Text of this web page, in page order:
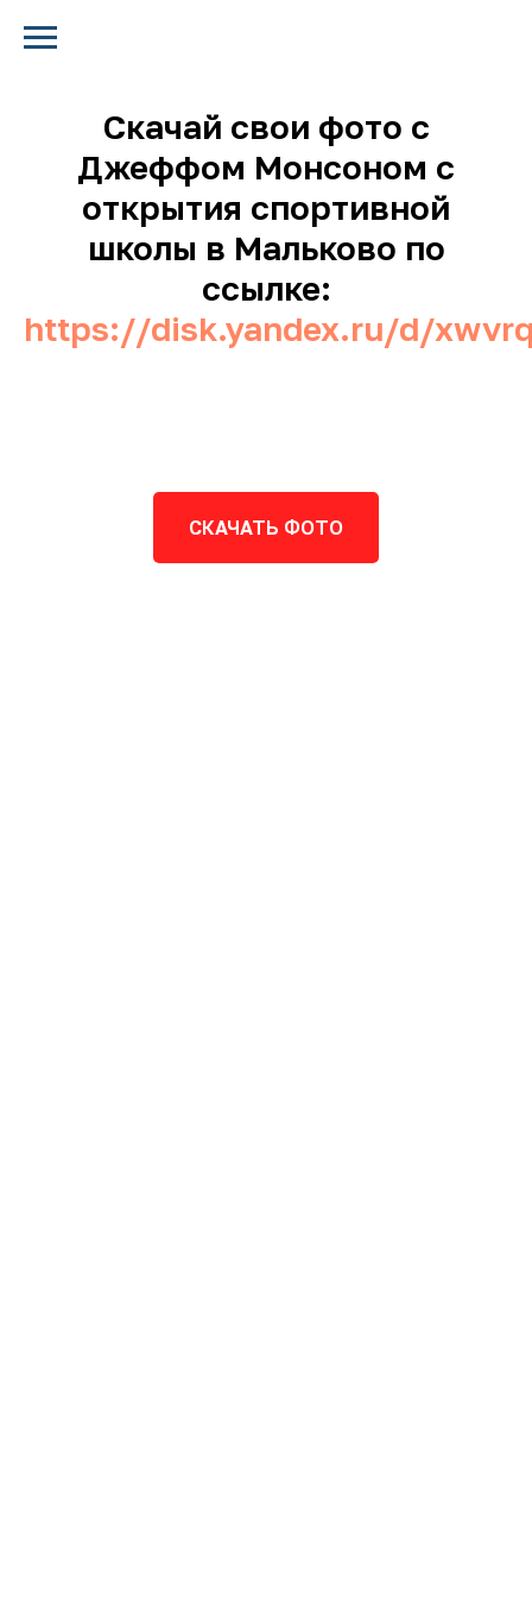
Скачай свои фото с
Джеффом Монсоном с
открытия спортивной
школы в Мальково по
ссылке:
https://disk.yandex.ru/d/
СКАЧАТЬ ФОТО